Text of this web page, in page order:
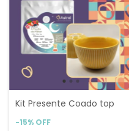
Kit Presente Coado top
-15% OFF